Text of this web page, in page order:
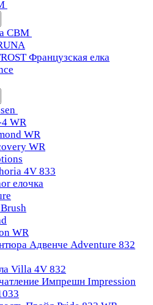
CBM
Французская елка
WR
WR
WR
4V 833
елочка
WR
Адвенче Adventure 832
Villa 4V 832
Импрешн Impression